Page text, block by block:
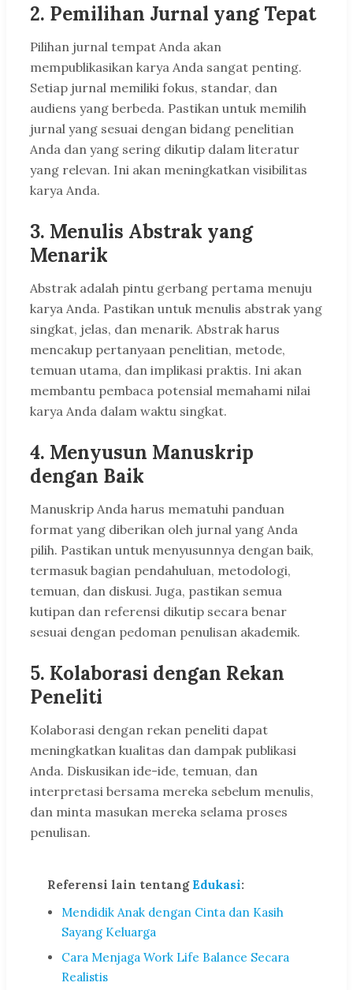
2. Pemilihan Jurnal yang Tepat
Pilihan jurnal tempat Anda akan
mempublikasikan karya Anda sangat penting.
Setiap jurnal memiliki fokus, standar, dan
audiens yang berbeda. Pastikan untuk memilih
jurnal yang sesuai dengan bidang penelitian
Anda dan yang sering dikutip dalam literatur
yang relevan. Ini akan meningkatkan visibilitas
karya Anda.
3. Menulis Abstrak yang
Menarik
Abstrak adalah pintu gerbang pertama menuju
karya Anda. Pastikan untuk menulis abstrak yang
singkat, jelas, dan menarik. Abstrak harus
mencakup pertanyaan penelitian, metode,
temuan utama, dan implikasi praktis. Ini akan
membantu pembaca potensial memahami nilai
karya Anda dalam waktu singkat.
4. Menyusun Manuskrip
dengan Baik
Manuskrip Anda harus mematuhi panduan
format yang diberikan oleh jurnal yang Anda
pilih. Pastikan untuk menyusunnya dengan baik,
termasuk bagian pendahuluan, metodologi,
temuan, dan diskusi. Juga, pastikan semua
kutipan dan referensi dikutip secara benar
sesuai dengan pedoman penulisan akademik.
5. Kolaborasi dengan Rekan
Peneliti
Kolaborasi dengan rekan peneliti dapat
meningkatkan kualitas dan dampak publikasi
Anda. Diskusikan ide-ide, temuan, dan
interpretasi bersama mereka sebelum menulis,
dan minta masukan mereka selama proses
penulisan.
Referensi lain tentang Edukasi:
Mendidik Anak dengan Cinta dan Kasih
Sayang Keluarga
Cara Menjaga Work Life Balance Secara
Realistis